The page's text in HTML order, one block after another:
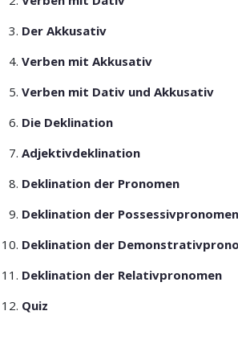
Der Akkusativ
Verben mit Akkusativ
Verben mit Dativ und Akkusativ
Die Deklination
Adjektivdeklination
Deklination der Pronomen
Deklination der Possessivpronomen
Deklination der
Deklination der Relativpronomen
Quiz